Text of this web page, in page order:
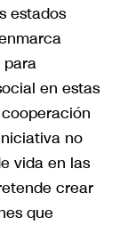
estados
para
en estas
no
vida en las
crear
que